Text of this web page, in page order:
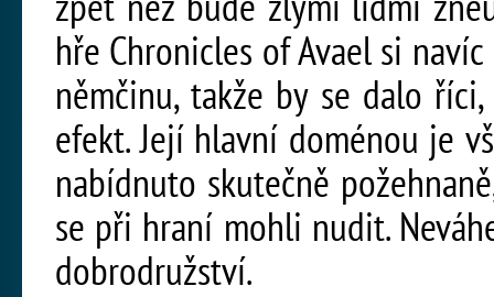
hře Chronicles of Avael si
němčinu, takže by se dalo
efekt. Její hlavní doménou je
nabídnuto skutečně
se při hraní mohli nudit.
dobrodružství.